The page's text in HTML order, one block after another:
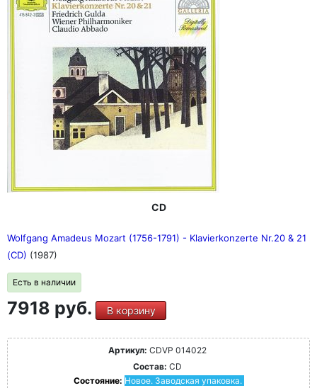
CD
Wolfgang Amadeus Mozart (1756-1791) - Klavierkonzerte Nr.20 & 21
(CD) (1987)
Есть в наличии
7918 руб. В корзину
Артикул: CDVP 014022
Состав: CD
Состояние: Новое. Заводская упаковка.